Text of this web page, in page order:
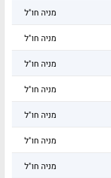
מניה חו"ל
מניה חו"ל
מניה חו"ל
מניה חו"ל
מניה חו"ל
מניה חו"ל
מניה חו"ל